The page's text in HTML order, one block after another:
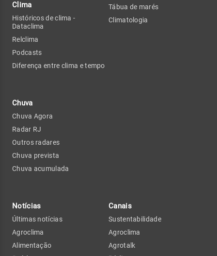
Clima
Históricos de clima -
Dataclima
Relclima
Podcasts
Diferença entre clima e tempo
Chuva
Chuva Agora
Radar RJ
Outros radares
Chuva prevista
Chuva acumulada
Tábua de marés
Climatologia
Notícias
Últimas notícias
Agroclima
Alimentação
Canais
Sustentabilidade
Agroclima
Agrotalk